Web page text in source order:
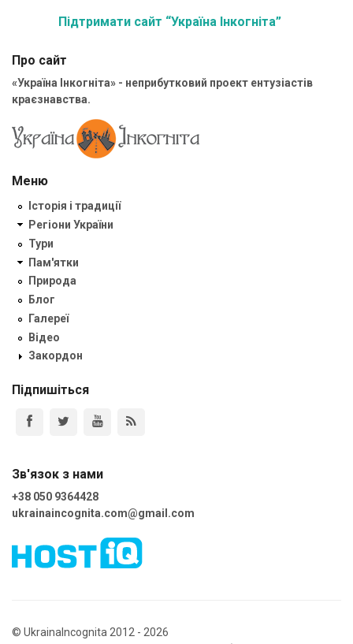
Підтримати сайт “Україна Інкогніта”
Про сайт
«Україна Інкогніта» - неприбутковий проект ентузіастів
краєзнавства.
Меню
Історія і традиції
Регіони України
Тури
Пам'ятки
Природа
Блог
Галереї
Відео
Закордон
Підпишіться
Зв'язок з нами
+38 050 9364428
ukrainaincognita.com@gmail.com
© UkrainaIncognita 2012 - 2026